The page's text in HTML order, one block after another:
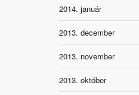
2014. január
2013. december
2013. november
2013. október